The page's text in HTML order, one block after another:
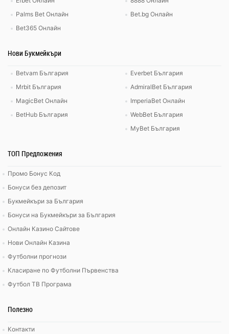
Palms Bet Онлайн
Bet365 Онлайн
Bet.bg Онлайн
Нови Букмейкъри
Betvam България
Mrbit България
MagicBet Онлайн
BetHub България
Everbet България
AdmiralBet България
ImperiaBet Онлайн
WebBet България
MyBet България
ТОП Предложения
Промо Бонус Код
Бонуси без депозит
Букмейкъри за България
Бонуси на Букмейкъри за България
Онлайн Казино Сайтове
Нови Онлайн Казина
Футболни прогнози
Класиране по Футболни Първенства
Футбол ТВ Програма
Полезно
Контакти